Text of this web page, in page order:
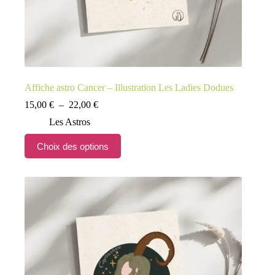
Affiche astro Cancer – Illustration Les Ladies Dodues
15,00 € – 22,00 €Plage
15,00 €
à
22,00 €
Les Astros
Choix des options
Ce
produit
a
peuvent
être
choisies
page